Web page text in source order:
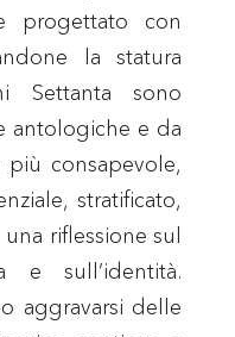
progettato con
la statura
Settanta sono
antologiche e da
consapevole,
stratificato,
riflessione sul
e sull’identità.
aggravarsi delle